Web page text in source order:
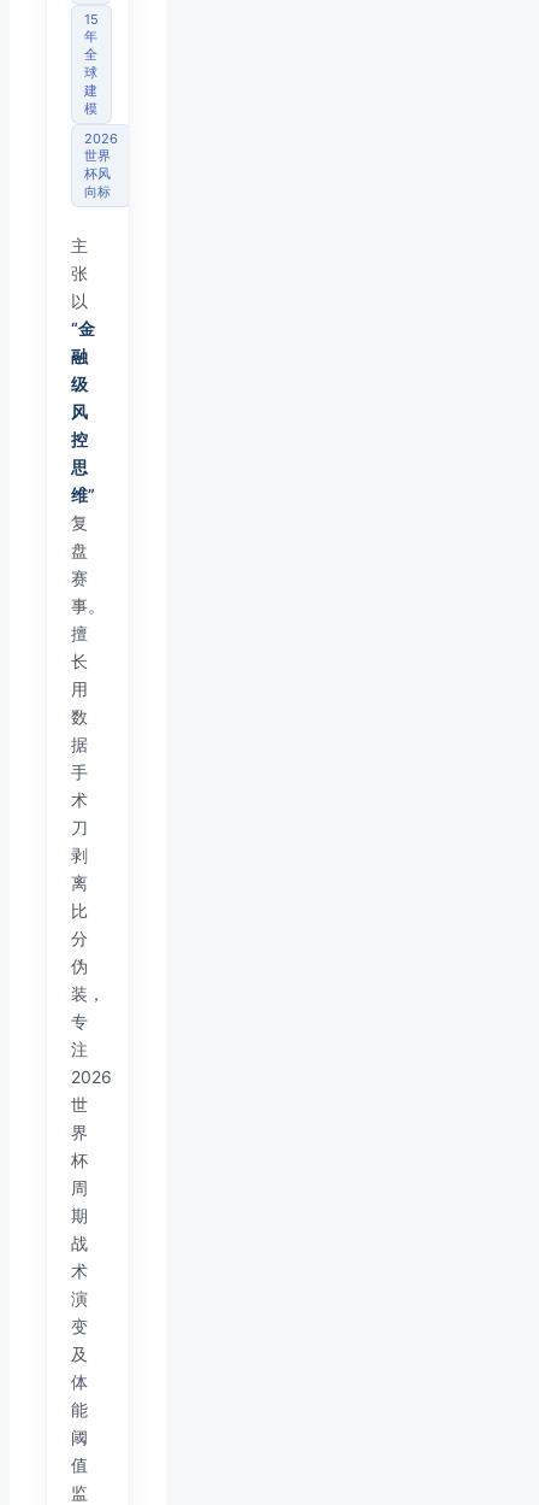
15
年
全
球
建
模
2026
世界
杯风
向标
主
张
以
“金
融
级
风
控
思
维”
复
盘
赛
事。
擅
长
用
数
据
手
术
刀
剥
离
比
分
伪
装，
专
注
2026
世
界
杯
周
期
战
术
演
变
及
体
能
阈
值
监